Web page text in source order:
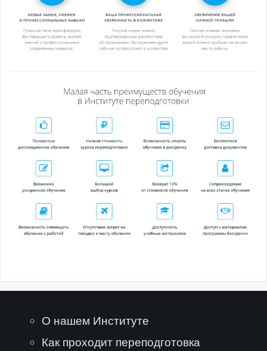
О нашем Институте
Как проходит переподготовка